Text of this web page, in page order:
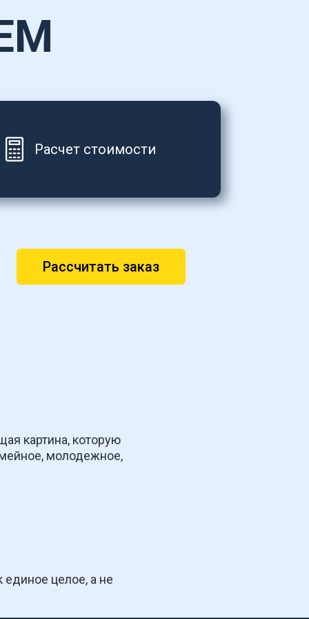
Расчет стоимости
Рассчитать заказ
картина, которую
молодежное,
единое целое, а не